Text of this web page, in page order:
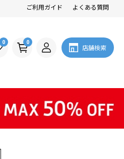
ご利用ガイド よくある質問
0 0
店舗検索